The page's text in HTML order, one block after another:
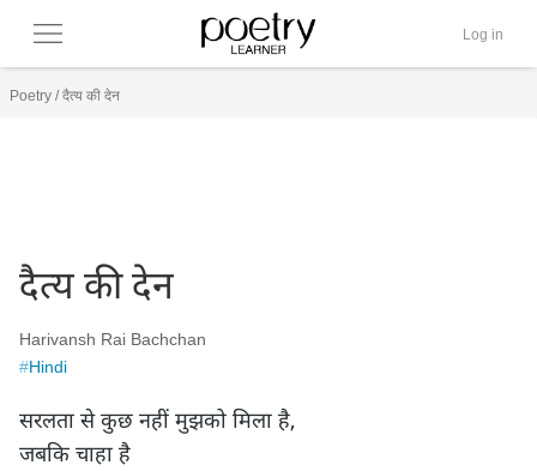
Log in
Poetry /दैत्‍य की देन
दैत्‍य की देन
Harivansh Rai Bachchan
#Hindi
सरलता से कुछ नहीं मुझको मिला है,
जबकि चाहा है